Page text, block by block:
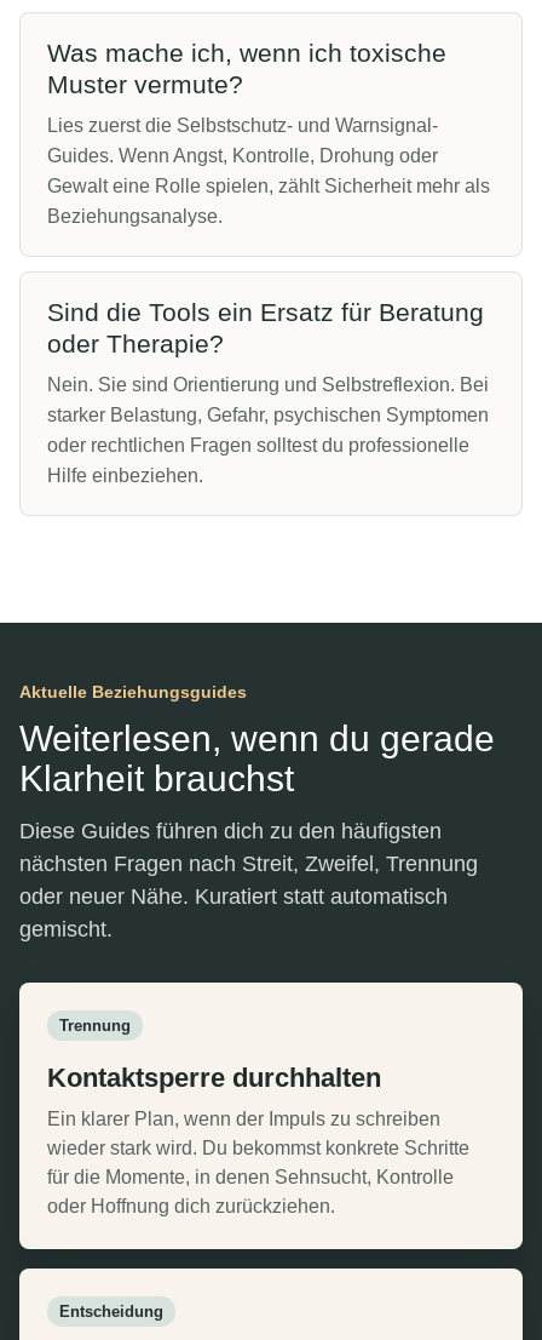
Was mache ich, wenn ich toxische
Muster vermute?
Lies zuerst die Selbstschutz- und Warnsignal-
Guides. Wenn Angst, Kontrolle, Drohung oder
Gewalt eine Rolle spielen, zählt Sicherheit mehr als
Beziehungsanalyse.
Sind die Tools ein Ersatz für Beratung
oder Therapie?
Nein. Sie sind Orientierung und Selbstreflexion. Bei
starker Belastung, Gefahr, psychischen Symptomen
oder rechtlichen Fragen solltest du professionelle
Hilfe einbeziehen.
Aktuelle Beziehungsguides
Weiterlesen, wenn du gerade
Klarheit brauchst
Diese Guides führen dich zu den häufigsten
nächsten Fragen nach Streit, Zweifel, Trennung
oder neuer Nähe. Kuratiert statt automatisch
gemischt.
Trennung
Kontaktsperre durchhalten
Ein klarer Plan, wenn der Impuls zu schreiben
wieder stark wird. Du bekommst konkrete Schritte
für die Momente, in denen Sehnsucht, Kontrolle
oder Hoffnung dich zurückziehen.
Entscheidung